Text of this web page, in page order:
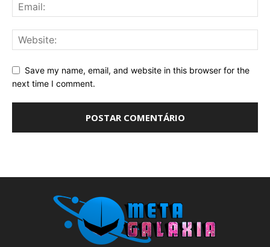
Save my name, email, and website in this browser for the
next time I comment.